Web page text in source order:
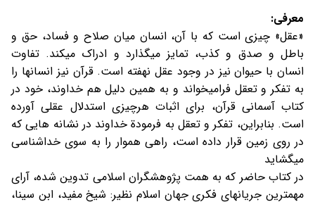
معرفی:
«عقل» چیزی است که با آن، انسان میان صلاح و فساد، حق و
باطل و صدق و کذب، تمایز میگذارد و ادراک میکند. تفاوت
انسان با حیوان نیز در وجود عقل نهفته است. قرآن نیز انسانها را
به تفکر و تعقل فرامیخواند و به همین دلیل هم خداوند، خود در
کتاب آسمانی قرآن، برای اثبات هرچیزی استدلال عقلی آورده
است. بنابراین، تفکر و تعقل به فرمودة خداوند در نشانه هایی که
در روی زمین قرار داده است، راهی هموار را به سوی خداشناسی
میگشاید
در کتاب حاضر که به همت پژوهشگران اسلامی تدوین شده، آرای
مهمترین جریانهای فکری جهان اسلام نظیر: شیخ مفید، ابن سینا،